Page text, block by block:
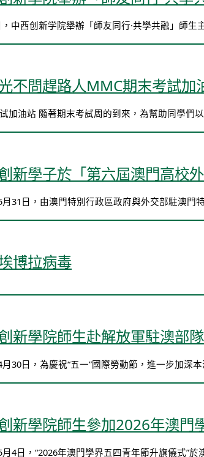
，中西创新学院舉辦「師友同行·共學共融」
光不問趕路人MMC期末考試
加油站 隨著期末考試周的到來，為幫助同學
新學子於「第六屆澳門高校
月31日，由澳門特別行政區政府與外交部駐澳
博拉病毒
新學院師生赴解放軍駐澳部
月30日，為慶祝“五一”國際勞動節，進一步加
新學院師生參加2026年澳門
月4日，“2026年澳門學界五四青年節升旗儀式”